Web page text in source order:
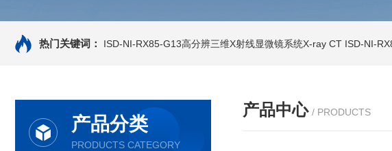
热门关键词： ISD-NI-RX85-G13高分辨三维X射线显微镜系统X-ray CT ISD-NI-
产品分类
PRODUCTS CATEGORY
产品中心 / PRODUCTS